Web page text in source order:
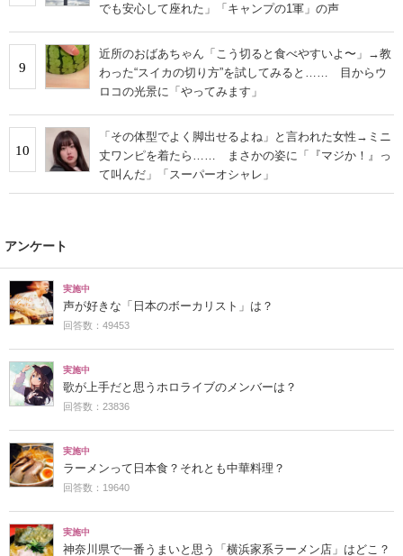
でも安心して座れた」「キャンプの1軍」の声
9
近所のおばあちゃん「こう切ると食べやすいよ〜」→教
わった“スイカの切り方”を試してみると…… 目からウ
ロコの光景に「やってみます」
10
「その体型でよく脚出せるよね」と言われた女性→ミニ
丈ワンピを着たら…… まさかの姿に「『マジか！』っ
て叫んだ」「スーパーオシャレ」
アンケート
実施中
声が好きな「日本のボーカリスト」は？
回答数：49453
実施中
歌が上手だと思うホロライブのメンバーは？
回答数：23836
実施中
ラーメンって日本食？それとも中華料理？
回答数：19640
実施中
神奈川県で一番うまいと思う「横浜家系ラーメン店」はどこ？